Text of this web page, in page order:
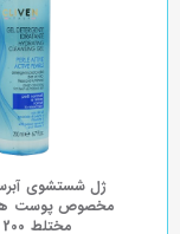
ژل شستشوی
مخصوص پوست
مختلط 200 میل